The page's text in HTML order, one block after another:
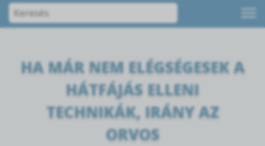
HA MÁR NEM ELÉGSÉGESEK A
HÁTFÁJÁS ELLENI
TECHNIKÁK, IRÁNY AZ
ORVOS